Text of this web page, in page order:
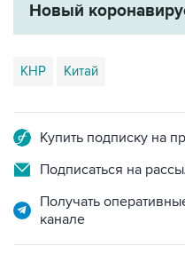
Новый
КНР Китай
Купить подписку на
Подписаться на
Получать
канале